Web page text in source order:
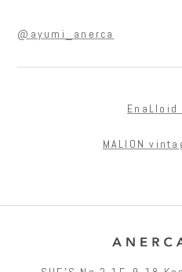
@ayumi_anerca
EnaLloid
MALION